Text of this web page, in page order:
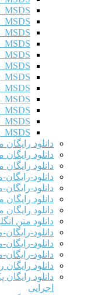
MSDS ایزو بوتیل الکل pdf
MSDS چربیگیر فسفاته pdf
MSDS چسب مایع pdf
MSDS چسب آهن pdf
MSDS حلال AW 409 (چسب) pdf
MSDS رنگ پودری اپوکسی pdf
MSDS زنگ بر قوی CD364 pdf
MSDS زنگ بر قوی CD389 pdf
MSDS مایع شیشه شوی pdf
MSDS فسفاته روی pdf
MSDS گاز فریون pdf
MSDS روغن 40 pdf
دانلود رایگان متن
دانلود رایگان متن
دانلود رایگان متن
دانلود-رایگان-
دانلود-رایگان-
دانلود رایگان
دانلود رایگان
دانلود متن
دانلود-رایگان-
دانلود-رایگان-
دانلود-رایگان-
دانلود
دانلود
اجرایی